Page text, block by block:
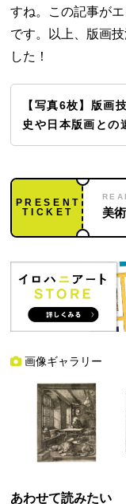
すね。この記事が
です。以上、版画
した！
【写真6枚】版画
史や日本版画との
PRESENT
TICKET
美
画像ギャラリー
あわせて読みたい